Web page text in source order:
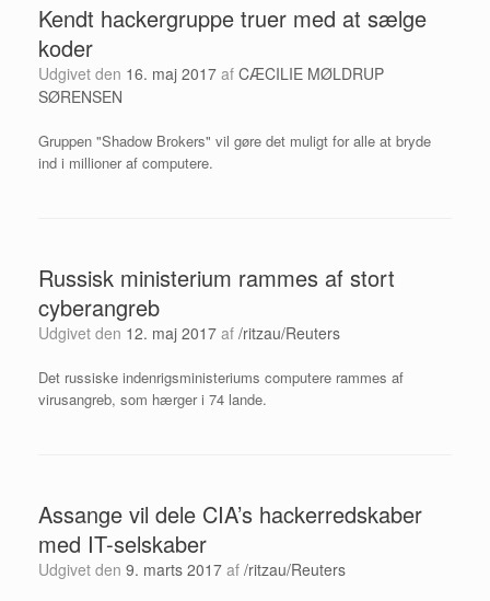
Kendt hackergruppe truer med at sælge
koder
Udgivet den 16. maj 2017 af CÆCILIE MØLDRUP
SØRENSEN
Gruppen "Shadow Brokers" vil gøre det muligt for alle at bryde
ind i millioner af computere.
Russisk ministerium rammes af stort
cyberangreb
Udgivet den 12. maj 2017 af /ritzau/Reuters
Det russiske indenrigsministeriums computere rammes af
virusangreb, som hærger i 74 lande.
Assange vil dele CIA’s hackerredskaber
med IT-selskaber
Udgivet den 9. marts 2017 af /ritzau/Reuters